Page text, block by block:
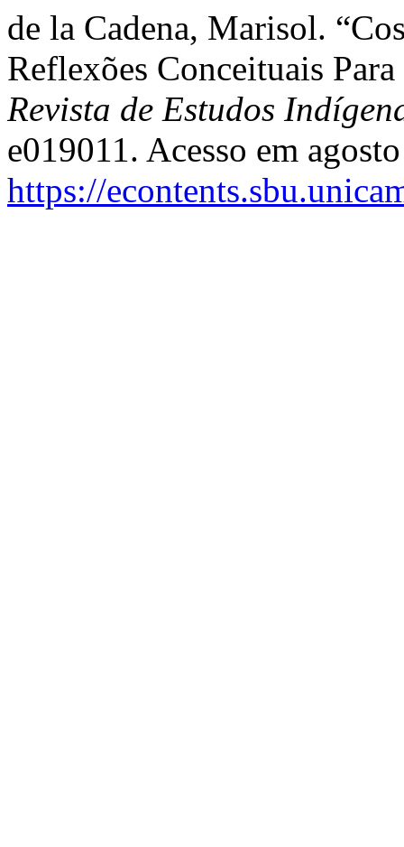
de la Cadena, Marisol.
Reflexões Conceituais
Revista de Estudos
e019011. Acesso em
https://